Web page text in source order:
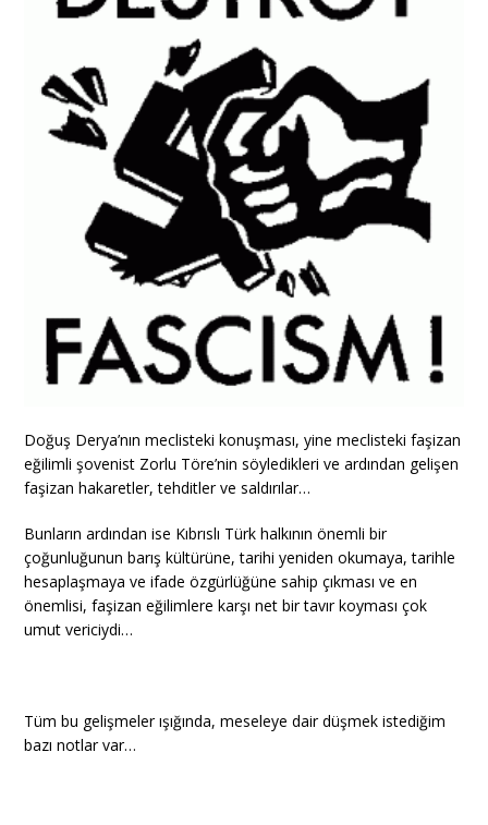
Doğuş Derya’nın meclisteki konuşması, yine meclisteki faşizan
eğilimli şovenist Zorlu Töre’nin söyledikleri ve ardından gelişen
faşizan hakaretler, tehditler ve saldırılar…
Bunların ardından ise Kıbrıslı Türk halkının önemli bir
çoğunluğunun barış kültürüne, tarihi yeniden okumaya, tarihle
hesaplaşmaya ve ifade özgürlüğüne sahip çıkması ve en
önemlisi, faşizan eğilimlere karşı net bir tavır koyması çok
umut vericiydi…
Tüm bu gelişmeler ışığında, meseleye dair düşmek istediğim
bazı notlar var…